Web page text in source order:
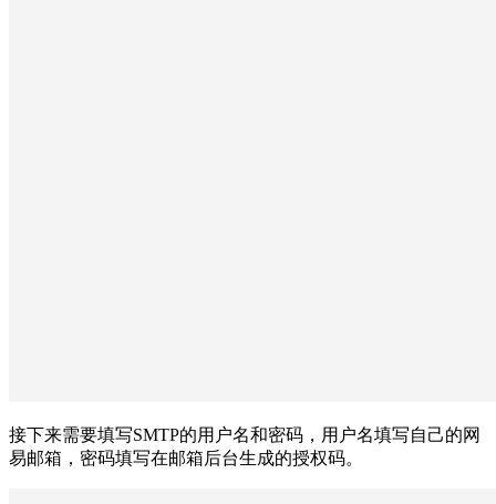
接下来需要填写SMTP的用户名和密码，用户名填写自己的网
易邮箱，密码填写在邮箱后台生成的授权码。